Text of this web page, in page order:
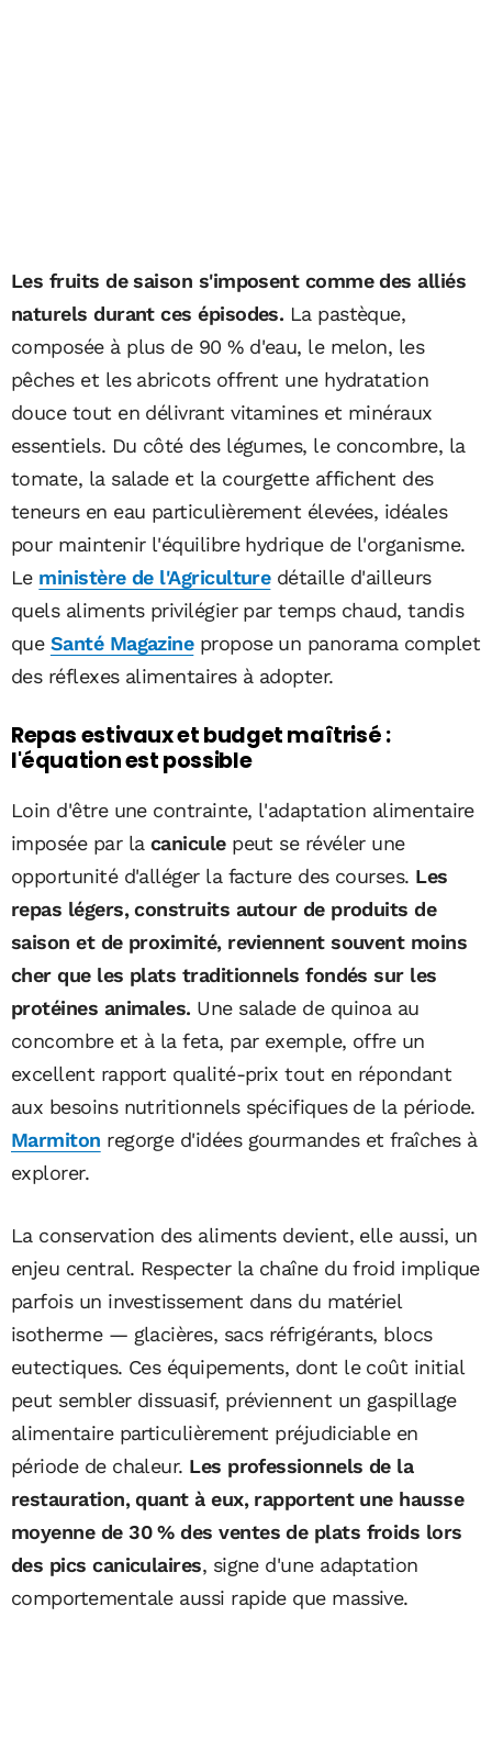
Les fruits de saison s'imposent comme des alliés
naturels durant ces épisodes. La pastèque,
composée à plus de 90 % d'eau, le melon, les
pêches et les abricots offrent une hydratation
douce tout en délivrant vitamines et minéraux
essentiels. Du côté des légumes, le concombre, la
tomate, la salade et la courgette affichent des
teneurs en eau particulièrement élevées, idéales
pour maintenir l'équilibre hydrique de l'organisme.
Le ministère de l'Agriculturedétaille d'ailleurs
quels aliments privilégier par temps chaud, tandis
que Santé Magazinepropose un panorama complet
des réflexes alimentaires à adopter.
Repas estivaux et budget maîtrisé :
l'équation est possible
Loin d'être une contrainte, l'adaptation alimentaire
imposée par la caniculepeut se révéler une
opportunité d'alléger la facture des courses. Les
repas légers, construits autour de produits de
saison et de proximité, reviennent souvent moins
cher que les plats traditionnels fondés sur les
protéines animales. Une salade de quinoa au
concombre et à la feta, par exemple, offre un
excellent rapport qualité-prix tout en répondant
aux besoins nutritionnels spécifiques de la période.
Marmiton regorge d'idées gourmandes et fraîches à
explorer.
La conservation des aliments devient, elle aussi, un
enjeu central. Respecter la chaîne du froid implique
parfois un investissement dans du matériel
isotherme — glacières, sacs réfrigérants, blocs
eutectiques. Ces équipements, dont le coût initial
peut sembler dissuasif, préviennent un gaspillage
alimentaire particulièrement préjudiciable en
période de chaleur. Les professionnels de la
restauration, quant à eux, rapportent une hausse
moyenne de 30 % des ventes de plats froids lors
des pics caniculaires, signe d'une adaptation
comportementale aussi rapide que massive.